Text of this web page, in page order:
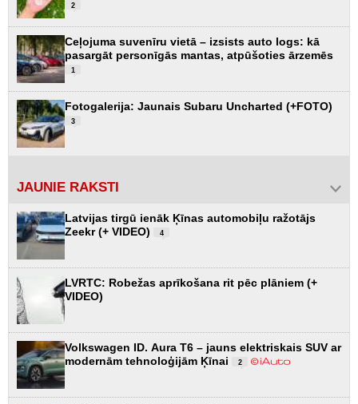
2
Ceļojuma suvenīru vietā – izsists auto logs: kā
pasargāt personīgās mantas, atpūšoties ārzemēs
1
Fotogalerija: Jaunais Subaru Uncharted (+FOTO)
3
JAUNIE RAKSTI
Latvijas tirgū ienāk Ķīnas automobiļu ražotājs
Zeekr (+ VIDEO)
4
LVRTC: Robežas aprīkošana rit pēc plāniem (+
VIDEO)
Volkswagen ID. Aura T6 – jauns elektriskais SUV ar
modernām tehnoloģijām Ķīnai
2